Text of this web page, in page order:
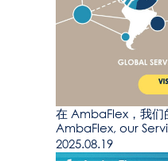
在 AmbaFlex，我们
AmbaFlex, our
2025.08.19